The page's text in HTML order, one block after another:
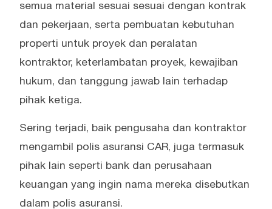
semua material sesuai sesuai dengan kontrak
dan pekerjaan, serta pembuatan kebutuhan
properti untuk proyek dan peralatan
kontraktor, keterlambatan proyek, kewajiban
hukum, dan tanggung jawab lain terhadap
pihak ketiga.
Sering terjadi, baik pengusaha dan kontraktor
mengambil polis asuransi CAR, juga termasuk
pihak lain seperti bank dan perusahaan
keuangan yang ingin nama mereka disebutkan
dalam polis asuransi.